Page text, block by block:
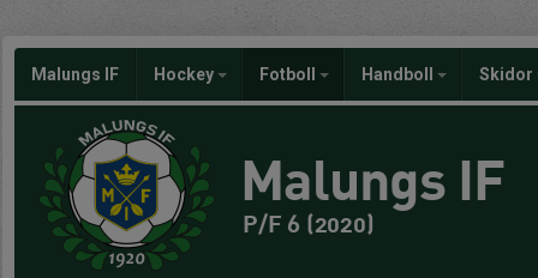
Malungs IF Hockey Fotboll Handboll Skidor
Malungs IF
P/F 6 (2020)